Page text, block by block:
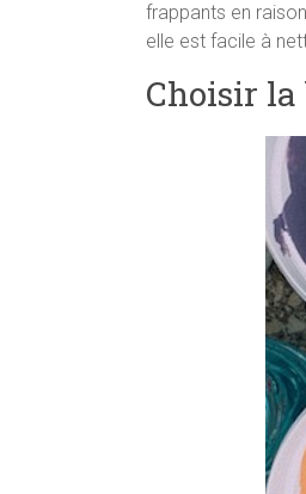
frappants en
elle est facile à
Choisir la